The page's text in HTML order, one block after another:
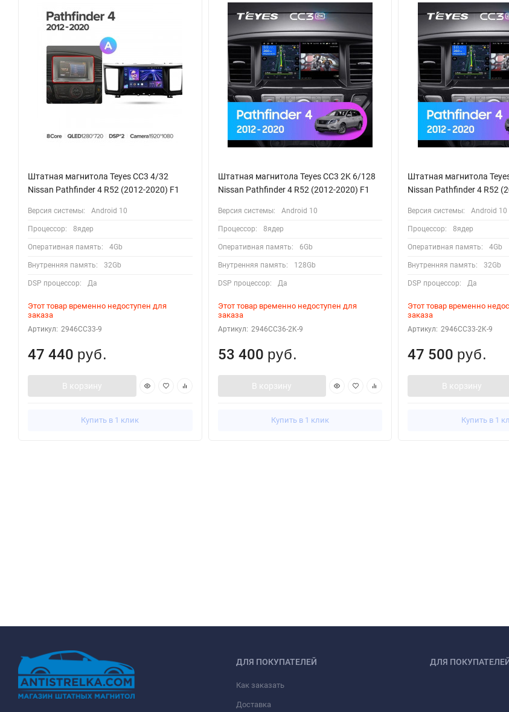
Штатная магнитола Teyes CC3 4/32
Nissan Pathfinder 4 R52 (2012-2020) F1
Версия системы: Android 10
Процессор: 8ядер
Оперативная память: 4Gb
Внутренняя память: 32Gb
DSP процессор: Да
Этот товар временно недоступен для
заказа
Артикул: 2946CC33-9
47 440 руб.
В корзину
Купить в 1 клик
Штатная магнитола Teyes CC3 2K 6/128
Nissan Pathfinder 4 R52 (2012-2020) F1
Версия системы: Android 10
Процессор: 8ядер
Оперативная память: 6Gb
Внутренняя память: 128Gb
DSP процессор: Да
Этот товар временно недоступен для
заказа
Артикул: 2946CC36-2K-9
53 400 руб.
В корзину
Купить в 1 клик
Штатная магнитола
Nissan Pathfinder 4 R52
Версия системы: Android 10
Процессор: 8ядер
Оперативная память: 4Gb
Внутренняя память: 32Gb
DSP процессор: Да
Этот товар временно
заказа
Артикул: 2946CC33-2K-9
47 500 руб.
В корзину
Купить в 1
ДЛЯ ПОКУПАТЕЛЕЙ
Как заказать
Доставка
ДЛЯ